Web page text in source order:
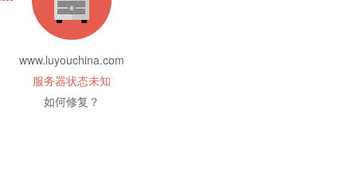
www.luyouchina.com
服务器状态未知
如何修复？